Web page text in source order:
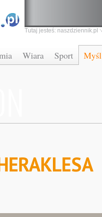
Wiara Sport Myśl
Tutaj jesteś: naszdziennik.pl